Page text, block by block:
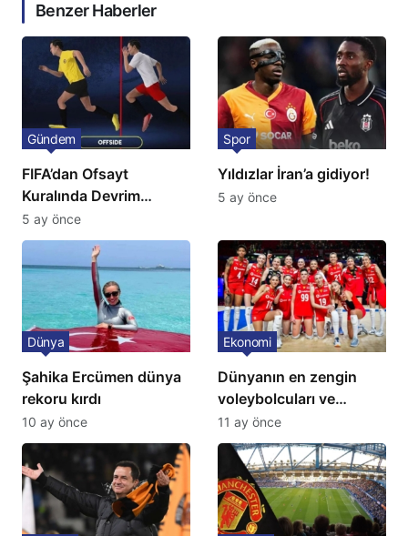
Benzer Haberler
FIFA’dan Ofsayt
Kuralında Devrim
Niteliğinde Onay
Gündem
5 ay önce
Yıldızlar İran’a gidiyor!
Spor
5 ay önce
Şahika Ercümen dünya
rekoru kırdı
Dünya
10 ay önce
Dünyanın en zengin
voleybolcuları ve
servetleri açıklandı:
Listede 2 Türk yıldız
bulunuyor
Ekonomi
11 ay önce